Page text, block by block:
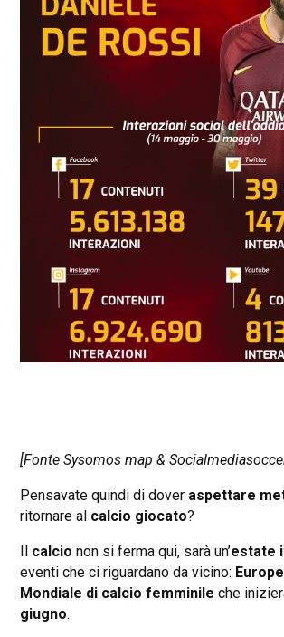
[Fonte Sysomos map &
Pensavate quindi di dover aspettare
ritornare al calcio giocato?
Il calcio non si ferma qui, sarà un’estate
eventi che ci riguardano da vicino:
Mondiale di calcio femminile che
giugno.